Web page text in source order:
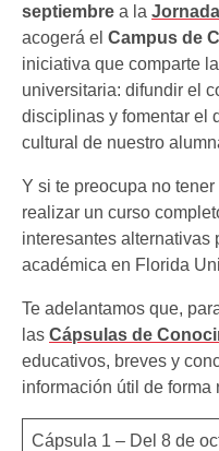
septiembre a la
acogerá el Campus de
iniciativa que comparte
universitaria: difundir el
disciplinas y fomentar el
cultural de nuestro
Y si te preocupa no
realizar un curso
interesantes alternativas
académica en Florida
Te adelantamos que,
las Cápsulas de
educativos, breves y
información útil de forma
Cápsula 1 – Del 8 de